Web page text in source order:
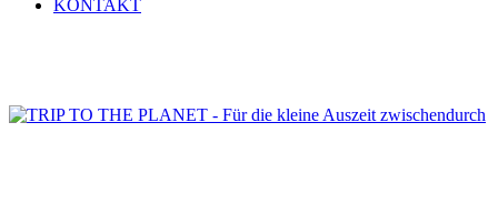
KONTAKT